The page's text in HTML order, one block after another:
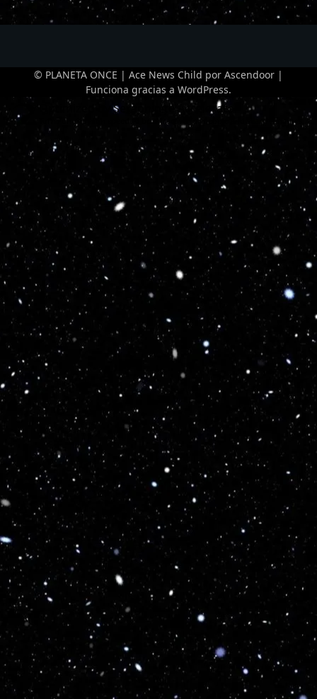
© PLANETA ONCE | Ace News Child por Ascendoor |
Funciona gracias a WordPress.
Optimized by Seraphinite Accelerator
Turns on site high speed to be attractive for people and search engines.